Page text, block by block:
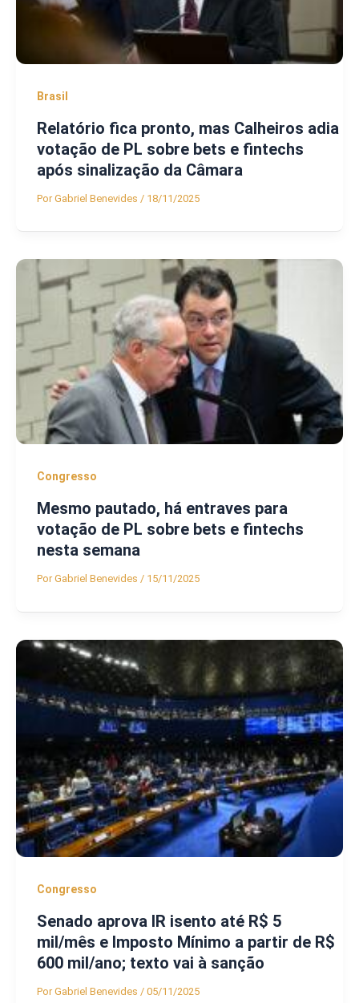
Brasil
Relatório fica pronto, mas Calheiros adia
votação de PL sobre bets e fintechs
após sinalização da Câmara
PorGabriel Benevides / 18/11/2025
Congresso
Mesmo pautado, há entraves para
votação de PL sobre bets e fintechs
nesta semana
PorGabriel Benevides / 15/11/2025
Congresso
Senado aprova IR isento até R$ 5
mil/mês e Imposto Mínimo a partir de R$
600 mil/ano; texto vai à sanção
PorGabriel Benevides / 05/11/2025